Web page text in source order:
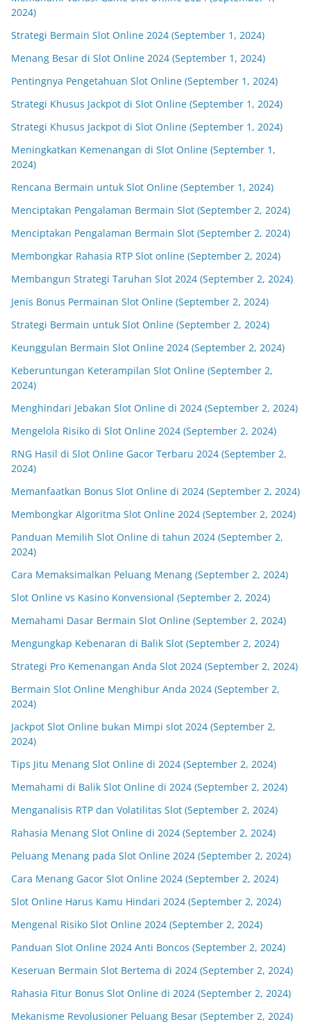
2024)
Strategi Bermain Slot Online 2024 (September 1, 2024)
Menang Besar di Slot Online 2024 (September 1, 2024)
Pentingnya Pengetahuan Slot Online (September 1, 2024)
Strategi Khusus Jackpot di Slot Online (September 1, 2024)
Strategi Khusus Jackpot di Slot Online (September 1, 2024)
Meningkatkan Kemenangan di Slot Online (September 1,
2024)
Rencana Bermain untuk Slot Online (September 1, 2024)
Menciptakan Pengalaman Bermain Slot (September 2, 2024)
Menciptakan Pengalaman Bermain Slot (September 2, 2024)
Membongkar Rahasia RTP Slot online (September 2, 2024)
Membangun Strategi Taruhan Slot 2024 (September 2, 2024)
Jenis Bonus Permainan Slot Online (September 2, 2024)
Strategi Bermain untuk Slot Online (September 2, 2024)
Keunggulan Bermain Slot Online 2024 (September 2, 2024)
Keberuntungan Keterampilan Slot Online (September 2,
2024)
Menghindari Jebakan Slot Online di 2024 (September 2, 2024)
Mengelola Risiko di Slot Online 2024 (September 2, 2024)
RNG Hasil di Slot Online Gacor Terbaru 2024 (September 2,
2024)
Memanfaatkan Bonus Slot Online di 2024 (September 2, 2024)
Membongkar Algoritma Slot Online 2024 (September 2, 2024)
Panduan Memilih Slot Online di tahun 2024 (September 2,
2024)
Cara Memaksimalkan Peluang Menang (September 2, 2024)
Slot Online vs Kasino Konvensional (September 2, 2024)
Memahami Dasar Bermain Slot Online (September 2, 2024)
Mengungkap Kebenaran di Balik Slot (September 2, 2024)
Strategi Pro Kemenangan Anda Slot 2024 (September 2, 2024)
Bermain Slot Online Menghibur Anda 2024 (September 2,
2024)
Jackpot Slot Online bukan Mimpi slot 2024 (September 2,
2024)
Tips Jitu Menang Slot Online di 2024 (September 2, 2024)
Memahami di Balik Slot Online di 2024 (September 2, 2024)
Menganalisis RTP dan Volatilitas Slot (September 2, 2024)
Rahasia Menang Slot Online di 2024 (September 2, 2024)
Peluang Menang pada Slot Online 2024 (September 2, 2024)
Cara Menang Gacor Slot Online 2024 (September 2, 2024)
Slot Online Harus Kamu Hindari 2024 (September 2, 2024)
Mengenal Risiko Slot Online 2024 (September 2, 2024)
Panduan Slot Online 2024 Anti Boncos (September 2, 2024)
Keseruan Bermain Slot Bertema di 2024 (September 2, 2024)
Rahasia Fitur Bonus Slot Online di 2024 (September 2, 2024)
Mekanisme Revolusioner Peluang Besar (September 2, 2024)